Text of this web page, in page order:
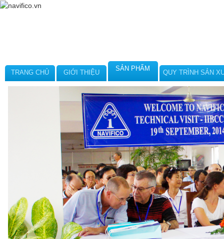
TRANG CHỦ GIỚI THIỆU
SẢN PHẨM
QUY TRÌNH SẢN